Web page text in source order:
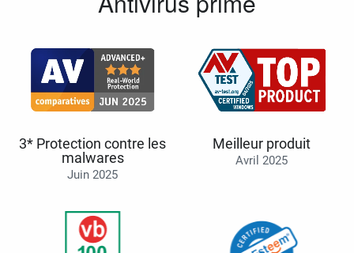
3* Protection contre les
malwares
Juin 2025
Meilleur produit
Avril 2025